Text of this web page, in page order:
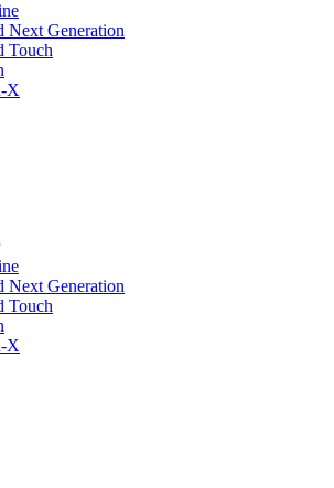
Next Generation
Touch
X
Next Generation
Touch
X